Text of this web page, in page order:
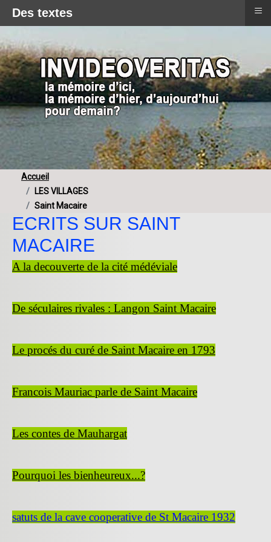
Accueil
LES VILLAGES
Saint Macaire
ECRITS SUR SAINT
MACAIRE
A la decouverte de la cité médéviale
De séculaires rivales : Langon Saint Macaire
Le procés du curé de Saint Macaire en 1793
Francois Mauriac parle de Saint Macaire
Les contes de Mauhargat
Pourquoi les bienheureux...?
satuts de la cave cooperative de St Macaire 1932
Des textes ≡